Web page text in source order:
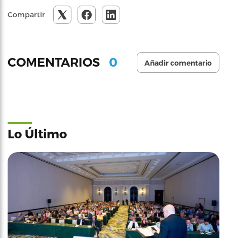
Compartir
COMENTARIOS 0 Añadir comentario
Lo Último